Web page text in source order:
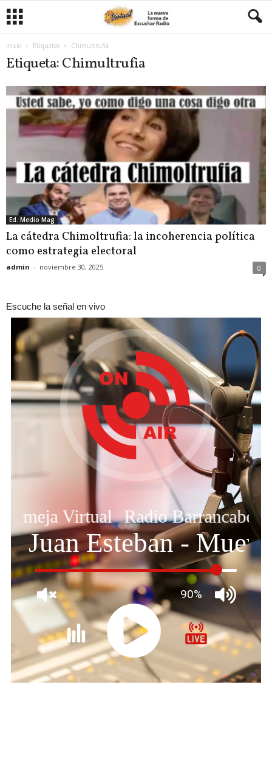
Inicio Etiquetas Chimultrufia
Etiqueta: Chimultrufia
Ed. Medio Mag
La cátedra Chimoltrufia: la incoherencia política
como estrategia electoral
admin - noviembre 30, 2025 0
Escuche la señal en vivo